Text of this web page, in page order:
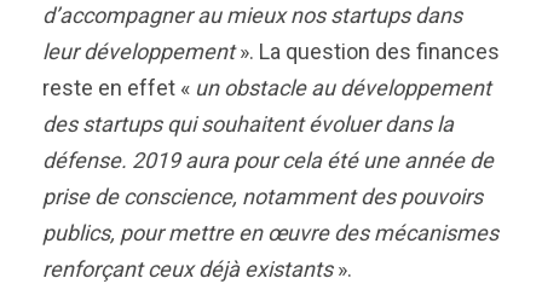
d’accompagner au mieux nos startups dans
leur développement». La question des finances
reste en effet « un obstacle au développement
des startups qui souhaitent évoluer dans la
défense. 2019 aura pour cela été une année de
prise de conscience, notamment des pouvoirs
publics, pour mettre en œuvre des mécanismes
renforçant ceux déjà existants».